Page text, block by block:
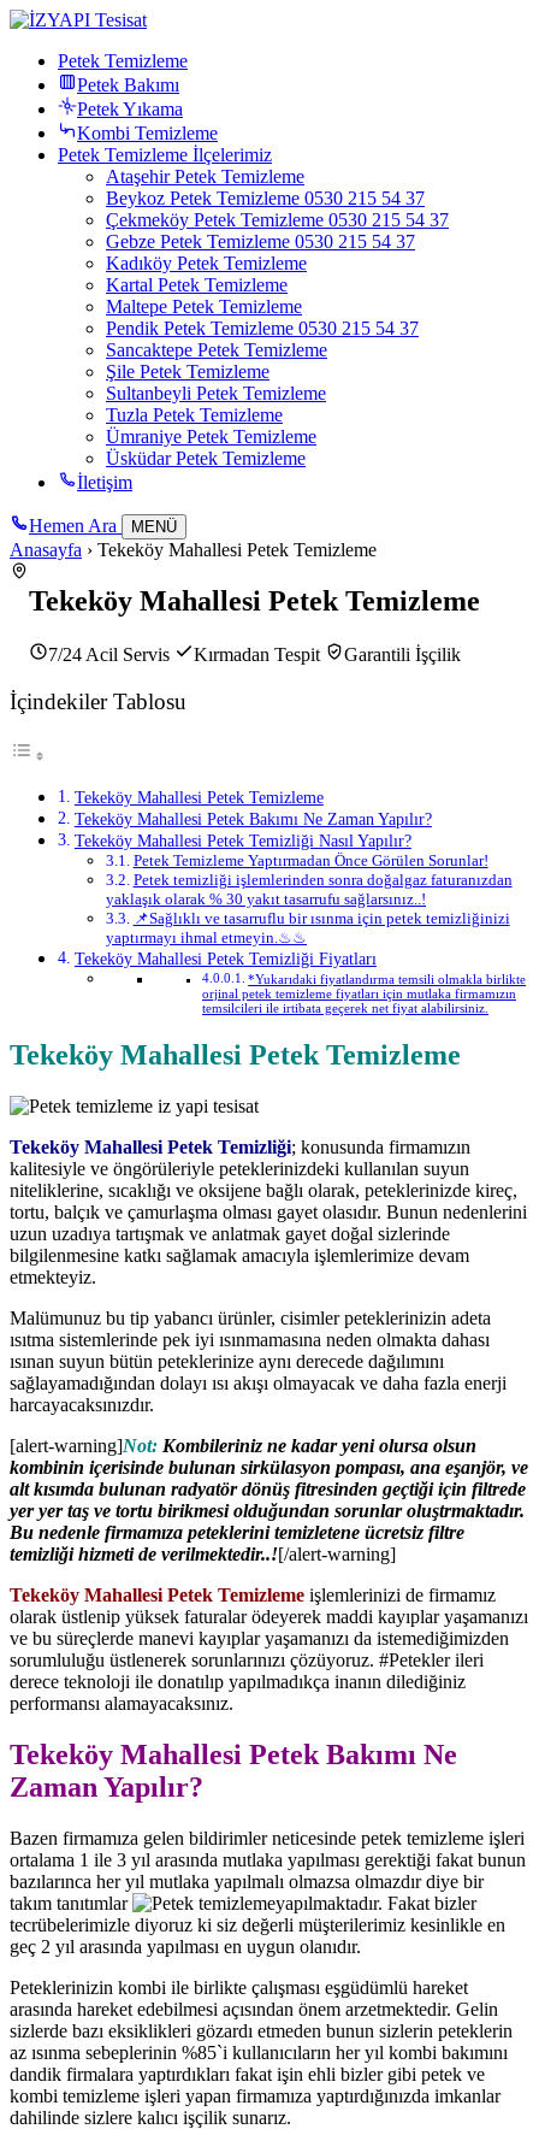
Petek Temizleme
Petek Bakımı
Petek Yıkama
Kombi Temizleme
Petek Temizleme İlçelerimiz
Ataşehir Petek Temizleme
Beykoz Petek Temizleme 0530 215 54 37
Çekmeköy Petek Temizleme 0530 215 54 37
Gebze Petek Temizleme 0530 215 54 37
Kadıköy Petek Temizleme
Kartal Petek Temizleme
Maltepe Petek Temizleme
Pendik Petek Temizleme 0530 215 54 37
Sancaktepe Petek Temizleme
Şile Petek Temizleme
Sultanbeyli Petek Temizleme
Tuzla Petek Temizleme
Ümraniye Petek Temizleme
Üsküdar Petek Temizleme
İletişim
Hemen Ara MENÜ
Anasayfa › Tekeköy Mahallesi Petek Temizleme
Tekeköy Mahallesi Petek Temizleme
7/24 Acil Servis Kırmadan Tespit Garantili İşçilik
İçindekiler Tablosu
Tekeköy Mahallesi Petek Temizleme
Tekeköy Mahallesi Petek Bakımı Ne Zaman Yapılır?
Tekeköy Mahallesi Petek Temizliği Nasıl Yapılır?
Petek Temizleme Yaptırmadan Önce Görülen Sorunlar!
Petek temizliği işlemlerinden sonra doğalgaz faturanızdan
yaklaşık olarak % 30 yakıt tasarrufu sağlarsınız..!
📌Sağlıklı ve tasarruflu bir ısınma için petek temizliğinizi
yaptırmayı ihmal etmeyin.♨♨
Tekeköy Mahallesi Petek Temizliği Fiyatları
*Yukarıdaki fiyatlandırma temsili olmakla birlikte
orjinal petek temizleme fiyatları için mutlaka firmamızın
temsilcileri ile irtibata geçerek net fiyat alabilirsiniz.
Tekeköy Mahallesi Petek Temizleme
Tekeköy Mahallesi Petek Temizliği; konusunda firmamızın
kalitesiyle ve öngörüleriyle peteklerinizdeki kullanılan suyun
niteliklerine, sıcaklığı ve oksijene bağlı olarak, peteklerinizde kireç,
tortu, balçık ve çamurlaşma olması gayet olasıdır. Bunun nedenlerini
uzun uzadıya tartışmak ve anlatmak gayet doğal sizlerinde
bilgilenmesine katkı sağlamak amacıyla işlemlerimize devam
etmekteyiz.
Malümunuz bu tip yabancı ürünler, cisimler peteklerinizin adeta
ısıtma sistemlerinde pek iyi ısınmamasına neden olmakta dahası
ısınan suyun bütün peteklerinize aynı derecede dağılımını
sağlayamadığından dolayı ısı akışı olmayacak ve daha fazla enerji
harcayacaksınızdır.
[alert-warning]Not: Kombileriniz ne kadar yeni olursa olsun
kombinin içerisinde bulunan sirkülasyon pompası, ana eşanjör, ve
alt kısımda bulunan radyatör dönüş fitresinden geçtiği için filtrede
yer yer taş ve tortu birikmesi olduğundan sorunlar oluştrmaktadır.
Bu nedenle firmamıza peteklerini temizletene ücretsiz filtre
temizliği hizmeti de verilmektedir..![/alert-warning]
Tekeköy Mahallesi Petek Temizleme işlemlerinizi de firmamız
olarak üstlenip yüksek faturalar ödeyerek maddi kayıplar yaşamanızı
ve bu süreçlerde manevi kayıplar yaşamanızı da istemediğimizden
sorumluluğu üstlenerek sorunlarınızı çözüyoruz. #Petekler ileri
derece teknoloji ile donatılıp yapılmadıkça inanın dilediğiniz
performansı alamayacaksınız.
Tekeköy Mahallesi Petek Bakımı Ne
Zaman Yapılır?
Bazen firmamıza gelen bildirimler neticesinde petek temizleme işleri
ortalama 1 ile 3 yıl arasında mutlaka yapılması gerektiği fakat bunun
bazılarınca her yıl mutlaka yapılmalı olmazsa olmazdır diye bir
takım tanıtımlar
yapılmaktadır. Fakat bizler
tecrübelerimizle diyoruz ki siz değerli müşterilerimiz kesinlikle en
geç 2 yıl arasında yapılması en uygun olanıdır.
Peteklerinizin kombi ile birlikte çalışması eşgüdümlü hareket
arasında hareket edebilmesi açısından önem arzetmektedir. Gelin
sizlerde bazı eksiklikleri gözardı etmeden bunun sizlerin peteklerin
az ısınma sebeplerinin %85`i kullanıcıların her yıl kombi bakımını
dandik firmalara yaptırdıkları fakat işin ehli bizler gibi petek ve
kombi temizleme işleri yapan firmamıza yaptırdığınızda imkanlar
dahilinde sizlere kalıcı işçilik sunarız.